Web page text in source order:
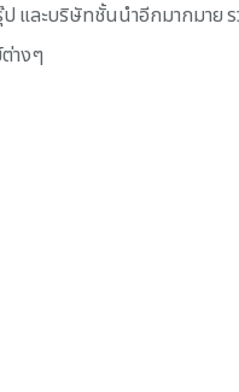
และบริษัทชั้นนำอีกมากมาย ร
างๆ